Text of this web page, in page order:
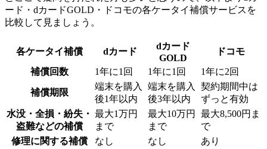
ード・dカードGOLD・ドコモの各ケータイ補償サービスを
比較して見ましょう。
各ケータイ補償 dカード
dカード
GOLD
ドコモ
補償回数
1年に1回 1年に1回 1年に2回
補償期限
端末を購入
後1年以内
端末を購入
後3年以内
契約期間中は
ずっと有効
水没・全損・紛失・
盗難などの補償
最大1万円
まで
最大10万円
まで
最大8,500円ま
で
修理に関する補償
なし なし あり